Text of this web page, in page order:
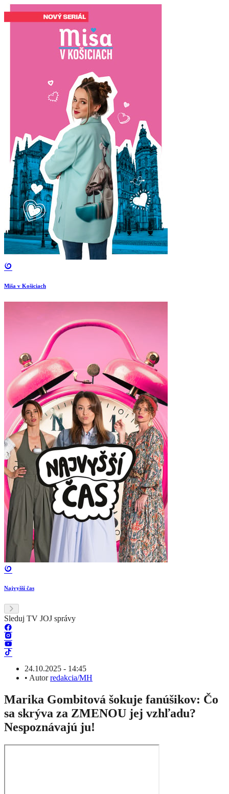
Miša v Košiciach
Najvyšší čas
Sleduj TV JOJ správy
24.10.2025 - 14:45
• Autorredakcia/MH
Marika Gombitová šokuje fanúšikov: Čo
sa skrýva za ZMENOU jej vzhľadu?
Nespoznávajú ju!